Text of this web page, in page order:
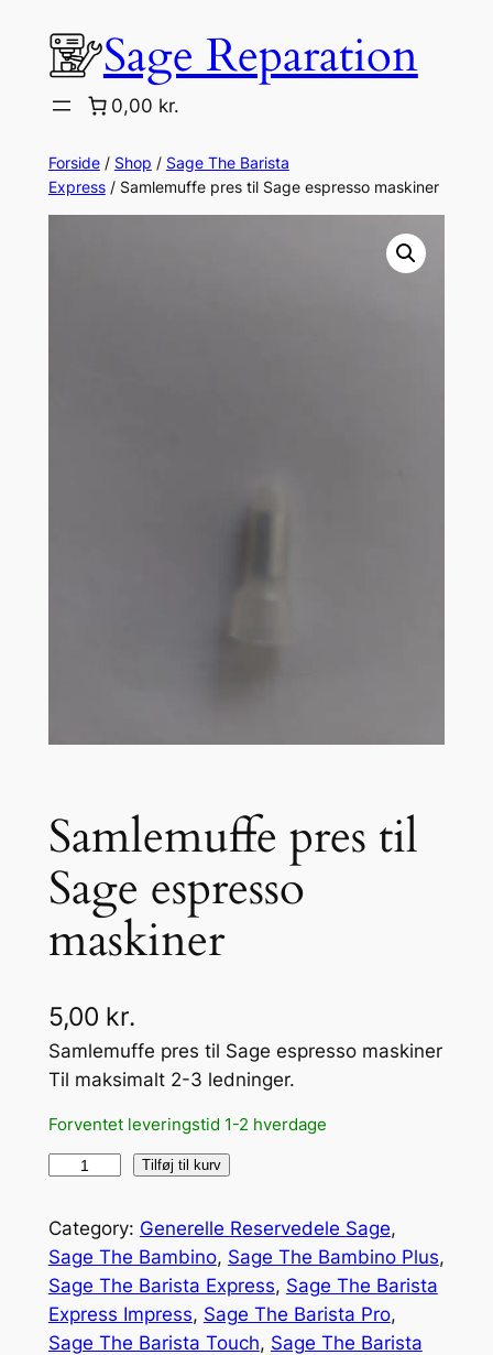
indhold
Sage Reparation
0,00 kr.
Forside/ Shop / Sage The Barista
Express/ Samlemuffe pres til Sage espresso maskiner
Samlemuffe pres til
Sage espresso
maskiner
5,00 kr.
Samlemuffe pres til Sage espresso maskiner
Til maksimalt 2-3 ledninger.
Forventet leveringstid 1-2 hverdage
m
l
e
m
u
Tilføj til kurv
Category: Generelle Reservedele Sage
Sage The Bambino, Sage The Bambino Plus
Sage The Barista Express, Sage The Barista
Express Impress, Sage The Barista Pro
Sage The Barista Touch, Sage The Barista